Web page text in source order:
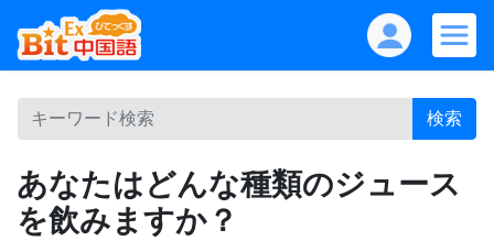
検索
あなたはどんな種類のジュース
を飲みますか？